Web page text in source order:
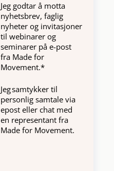
Jeg godtar å motta
nyhetsbrev, faglig
nyheter og invitasjoner
til webinarer og
seminarer på e-post
fra Made for
Movement.*
Jeg samtykker til
personlig samtale via
epost eller chat med
en representant fra
Made for Movement.